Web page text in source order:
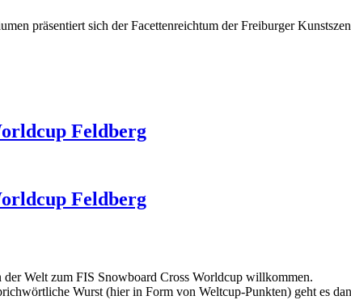
präsentiert sich der Facettenreichtum der Freiburger
Feldberg
Feldberg
Welt zum FIS Snowboard Cross Worldcup willkommen.
Wurst (hier in Form von Weltcup-Punkten) geht es